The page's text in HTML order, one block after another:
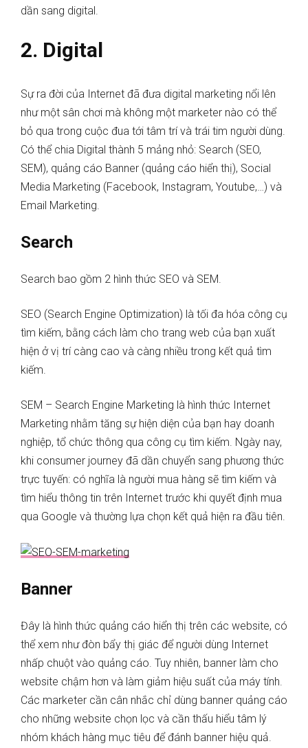
dần sang digital.
2. Digital
Sự ra đời của Internet đã đưa digital marketing nổi lên
như một sân chơi mà không một marketer nào có thể
bỏ qua trong cuộc đua tới tâm trí và trái tim người dùng.
Có thể chia Digital thành 5 mảng nhỏ: Search (SEO,
SEM), quảng cáo Banner (quảng cáo hiển thị), Social
Media Marketing (Facebook, Instagram, Youtube,…) và
Email Marketing.
Search
Search bao gồm 2 hình thức SEO và SEM.
SEO (Search Engine Optimization) là tối đa hóa công cụ
tìm kiếm, bằng cách làm cho trang web của bạn xuất
hiện ở vị trí càng cao và càng nhiều trong kết quả tìm
kiếm.
SEM – Search Engine Marketing là hình thức Internet
Marketing nhằm tăng sự hiện diện của bạn hay doanh
nghiệp, tổ chức thông qua công cụ tìm kiếm. Ngày nay,
khi consumer journey đã dần chuyển sang phương thức
trực tuyến: có nghĩa là người mua hàng sẽ tìm kiếm và
tìm hiểu thông tin trên Internet trước khi quyết định mua
qua Google và thường lựa chọn kết quả hiện ra đầu tiên.
Banner
Đây là hình thức quảng cáo hiển thị trên các website, có
thể xem như đòn bẩy thị giác để người dùng Internet
nhấp chuột vào quảng cáo. Tuy nhiên, banner làm cho
website chậm hơn và làm giảm hiệu suất của máy tính.
Các marketer cần cân nhắc chỉ dùng banner quảng cáo
cho những website chọn lọc và cần thấu hiểu tâm lý
nhóm khách hàng mục tiêu để đánh banner hiệu quả.